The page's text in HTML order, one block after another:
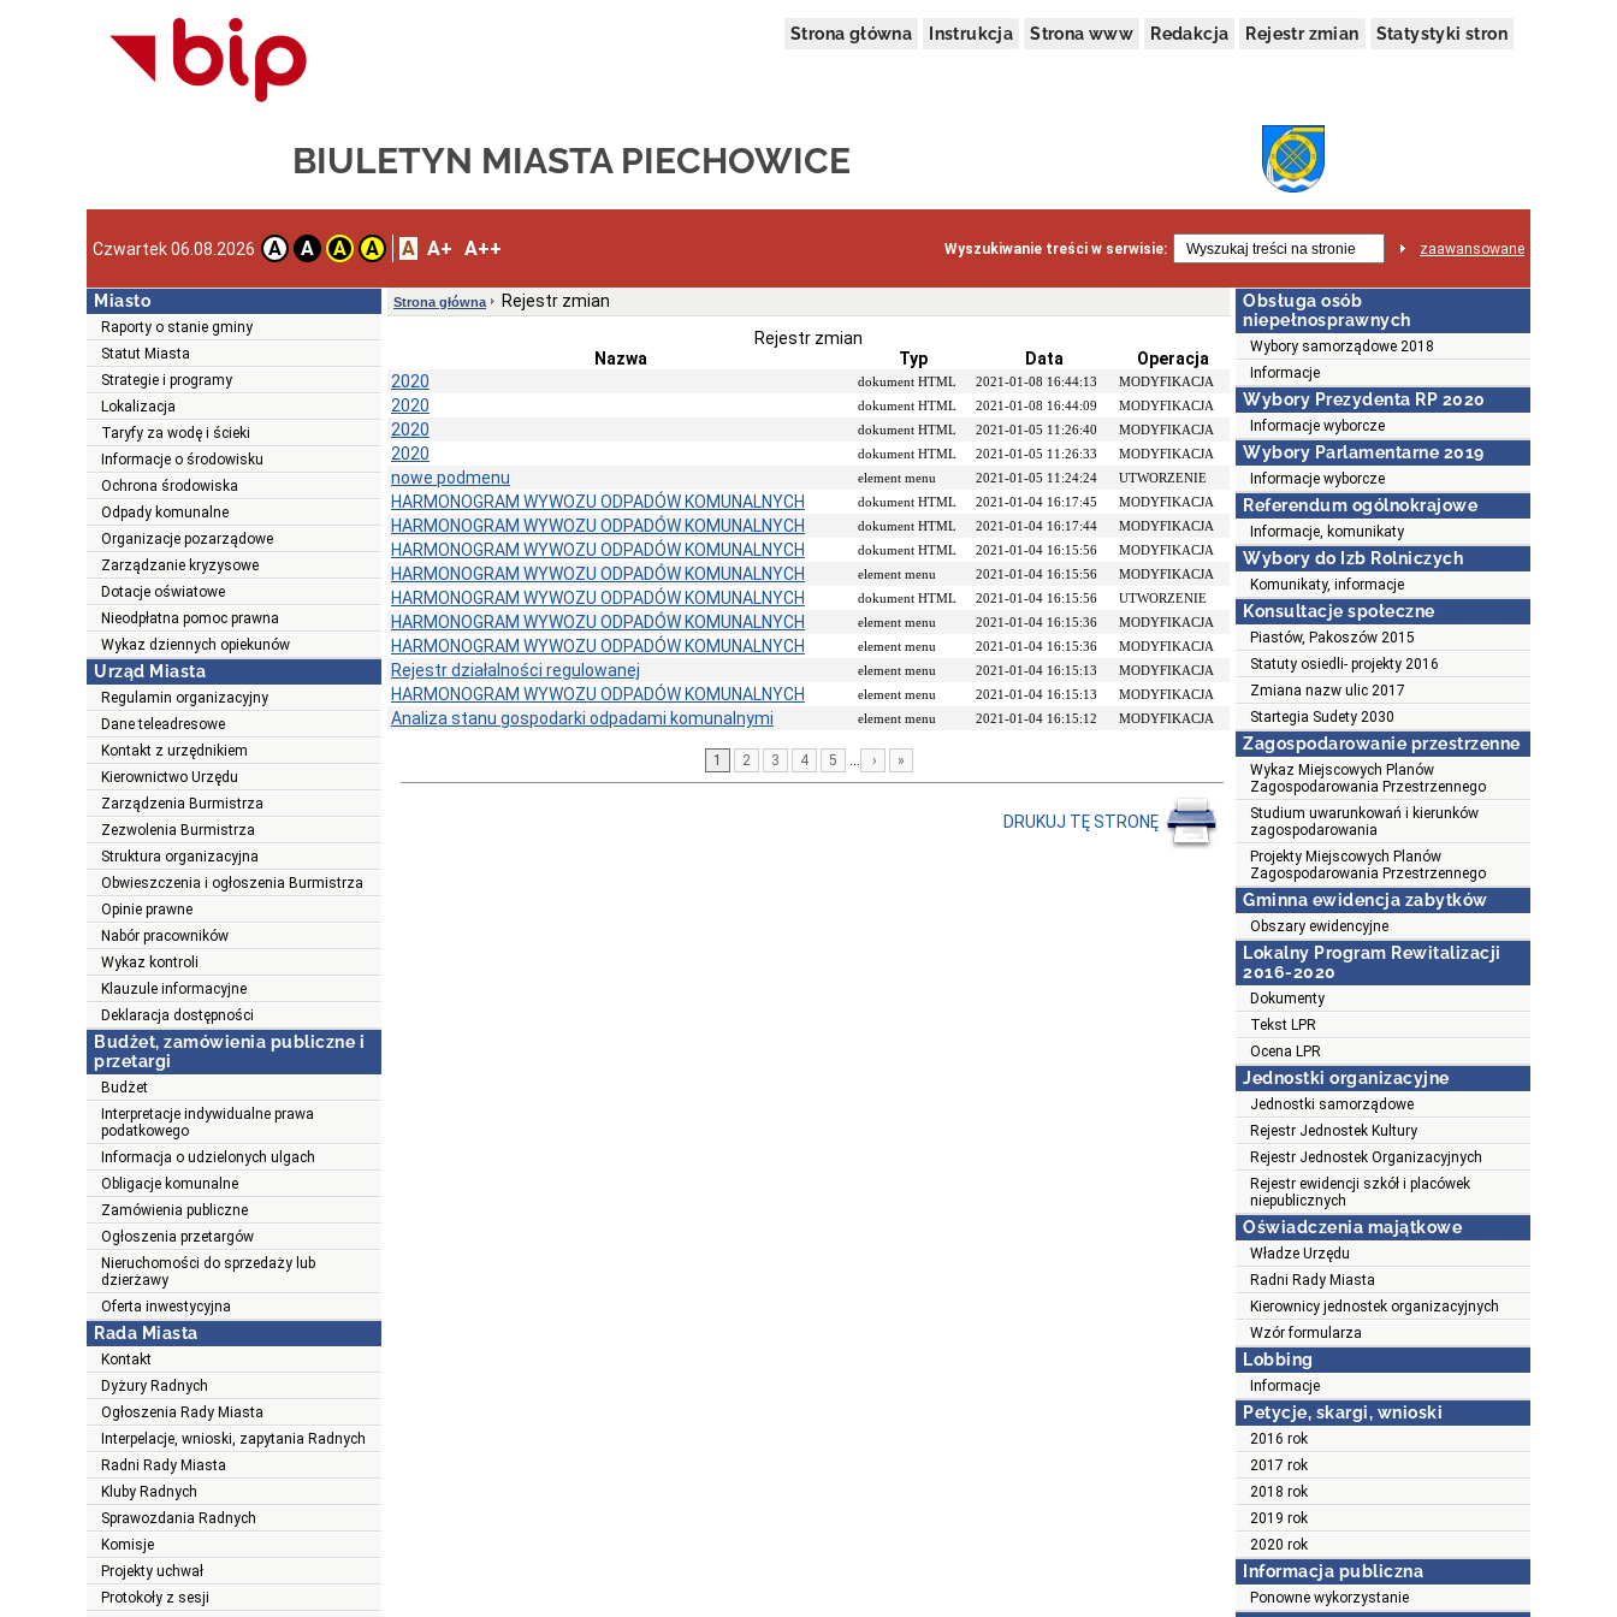
Strona główna Instrukcja Strona www Redakcja Rejestr zmian Statystyki stron
BIULETYN MIASTA PIECHOWICE
Czwartek 06.08.2026 A A A A A A+ A++ Wyszukiwanie treści w serwisie: zaawansowane
Miasto
Raporty o stanie gminy
Statut Miasta
Strategie i programy
Lokalizacja
Taryfy za wodę i ścieki
Informacje o środowisku
Ochrona środowiska
Odpady komunalne
Organizacje pozarządowe
Zarządzanie kryzysowe
Dotacje oświatowe
Nieodpłatna pomoc prawna
Wykaz dziennych opiekunów
Urząd Miasta
Regulamin organizacyjny
Dane teleadresowe
Kontakt z urzędnikiem
Kierownictwo Urzędu
Zarządzenia Burmistrza
Zezwolenia Burmistrza
Struktura organizacyjna
Obwieszczenia i ogłoszenia Burmistrza
Opinie prawne
Nabór pracowników
Wykaz kontroli
Klauzule informacyjne
Deklaracja dostępności
Budżet, zamówienia publiczne i
przetargi
Budżet
Interpretacje indywidualne prawa
podatkowego
Informacja o udzielonych ulgach
Obligacje komunalne
Zamówienia publiczne
Ogłoszenia przetargów
Nieruchomości do sprzedaży lub
dzierżawy
Oferta inwestycyjna
Rada Miasta
Kontakt
Dyżury Radnych
Ogłoszenia Rady Miasta
Interpelacje, wnioski, zapytania Radnych
Radni Rady Miasta
Kluby Radnych
Sprawozdania Radnych
Komisje
Projekty uchwał
Protokoły z sesji
Strona główna
Rejestr zmian
Rejestr zmian
Nazwa
Typ Data
Operacja
2020
dokument HTML 2021-01-08 16:44:13 MODYFIKACJA
2020 dokument HTML 2021-01-08 16:44:09 MODYFIKACJA
2020 dokument HTML 2021-01-05 11:26:40 MODYFIKACJA
2020 dokument HTML 2021-01-05 11:26:33 MODYFIKACJA
nowe podmenu element menu 2021-01-05 11:24:24 UTWORZENIE
HARMONOGRAM WYWOZU ODPADÓW KOMUNALNYCH dokument HTML 2021-01-04 16:17:45 MODYFIKACJA
HARMONOGRAM WYWOZU ODPADÓW KOMUNALNYCH dokument HTML 2021-01-04 16:17:44 MODYFIKACJA
HARMONOGRAM WYWOZU ODPADÓW KOMUNALNYCH dokument HTML 2021-01-04 16:15:56 MODYFIKACJA
HARMONOGRAM WYWOZU ODPADÓW KOMUNALNYCH element menu 2021-01-04 16:15:56 MODYFIKACJA
HARMONOGRAM WYWOZU ODPADÓW KOMUNALNYCH dokument HTML 2021-01-04 16:15:56 UTWORZENIE
HARMONOGRAM WYWOZU ODPADÓW KOMUNALNYCH element menu 2021-01-04 16:15:36 MODYFIKACJA
HARMONOGRAM WYWOZU ODPADÓW KOMUNALNYCH element menu 2021-01-04 16:15:36 MODYFIKACJA
Rejestr działalności regulowanej element menu 2021-01-04 16:15:13 MODYFIKACJA
HARMONOGRAM WYWOZU ODPADÓW KOMUNALNYCH element menu 2021-01-04 16:15:13 MODYFIKACJA
Analiza stanu gospodarki odpadami komunalnymi element menu 2021-01-04 16:15:12 MODYFIKACJA
1 2 3 4 5 › »
DRUKUJ TĘ STRONĘ
Obsługa osób
niepełnosprawnych
Wybory samorządowe 2018
Informacje
Wybory Prezydenta RP 2020
Informacje wyborcze
Wybory Parlamentarne 2019
Informacje wyborcze
Referendum ogólnokrajowe
Informacje, komunikaty
Wybory do Izb Rolniczych
Komunikaty, informacje
Konsultacje społeczne
Piastów, Pakoszów 2015
Statuty osiedli- projekty 2016
Zmiana nazw ulic 2017
Startegia Sudety 2030
Zagospodarowanie przestrzenne
Wykaz Miejscowych Planów
Zagospodarowania Przestrzennego
Studium uwarunkowań i kierunków
zagospodarowania
Projekty Miejscowych Planów
Zagospodarowania Przestrzennego
Gminna ewidencja zabytków
Obszary ewidencyjne
Lokalny Program Rewitalizacji
2016-2020
Dokumenty
Tekst LPR
Ocena LPR
Jednostki organizacyjne
Jednostki samorządowe
Rejestr Jednostek Kultury
Rejestr Jednostek Organizacyjnych
Rejestr ewidencji szkół i placówek
niepublicznych
Oświadczenia majątkowe
Władze Urzędu
Radni Rady Miasta
Kierownicy jednostek organizacyjnych
Wzór formularza
Lobbing
Informacje
Petycje, skargi, wnioski
2016 rok
2017 rok
2018 rok
2019 rok
2020 rok
Informacja publiczna
Ponowne wykorzystanie